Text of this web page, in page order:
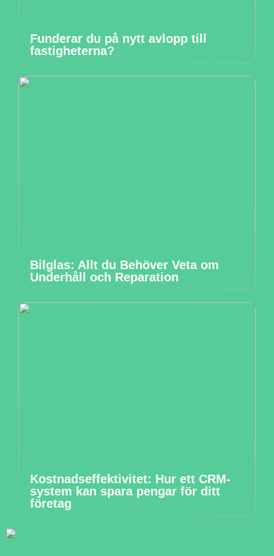
Funderar du på nytt avlopp till
fastigheterna?
Bilglas: Allt du Behöver Veta om
Underhåll och Reparation
Kostnadseffektivitet: Hur ett CRM-
system kan spara pengar för ditt
företag